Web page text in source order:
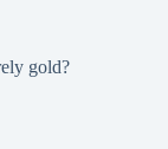
gold?